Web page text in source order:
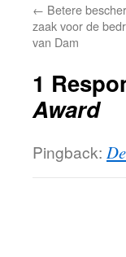
← Betere
zaak voor de
van Dam
1
Award
Pingback: